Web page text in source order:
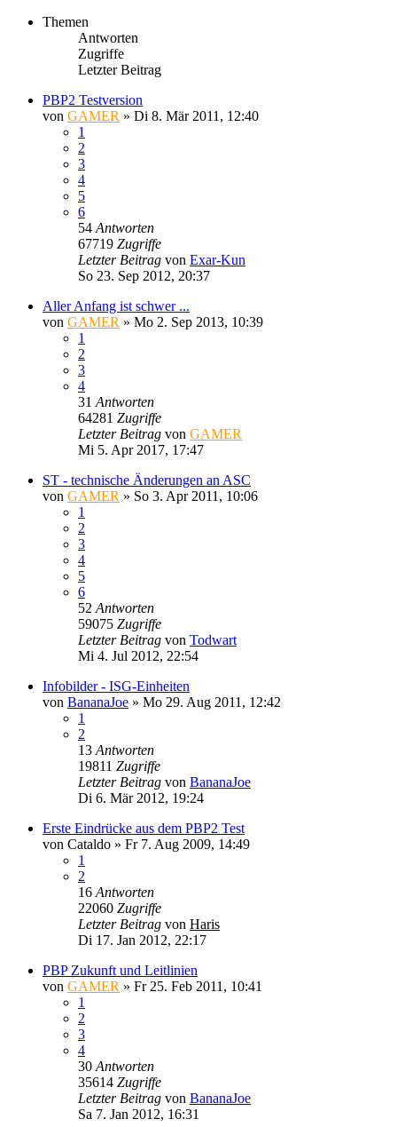
Themen
Antworten
Zugriffe
Letzter Beitrag
PBP2 Testversion
von GAMER » Di 8. Mär 2011, 12:40
1
2
3
4
5
6
54 Antworten
67719 Zugriffe
Letzter Beitrag von Exar-Kun
So 23. Sep 2012, 20:37
Aller Anfang ist schwer ...
von GAMER » Mo 2. Sep 2013, 10:39
1
2
3
4
31 Antworten
64281 Zugriffe
Letzter Beitrag von GAMER
Mi 5. Apr 2017, 17:47
ST - technische Änderungen an ASC
von GAMER » So 3. Apr 2011, 10:06
1
2
3
4
5
6
52 Antworten
59075 Zugriffe
Letzter Beitrag von Todwart
Mi 4. Jul 2012, 22:54
Infobilder - ISG-Einheiten
von BananaJoe » Mo 29. Aug 2011, 12:42
1
2
13 Antworten
19811 Zugriffe
Letzter Beitrag von BananaJoe
Di 6. Mär 2012, 19:24
Erste Eindrücke aus dem PBP2 Test
von Cataldo » Fr 7. Aug 2009, 14:49
1
2
16 Antworten
22060 Zugriffe
Letzter Beitrag von Haris
Di 17. Jan 2012, 22:17
PBP Zukunft und Leitlinien
von GAMER » Fr 25. Feb 2011, 10:41
1
2
3
4
30 Antworten
35614 Zugriffe
Letzter Beitrag von BananaJoe
Sa 7. Jan 2012, 16:31